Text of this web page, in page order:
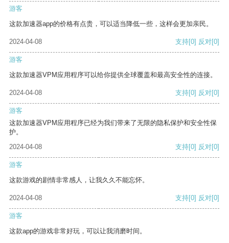
游客
这款加速器app的价格有点贵，可以适当降低一些，这样会更加亲民。
2024-04-08 支持[0] 反对[0]
游客
这款加速器VPM应用程序可以给你提供全球覆盖和最高安全性的连接。
2024-04-08 支持[0] 反对[0]
游客
这款加速器VPM应用程序已经为我们带来了无限的隐私保护和安全性保
护。
2024-04-08
支持[0] 反对[0]
游客
这款游戏的剧情非常感人，让我久久不能忘怀。
2024-04-08 支持[0] 反对[0]
游客
这款app的游戏非常好玩，可以让我消磨时间。